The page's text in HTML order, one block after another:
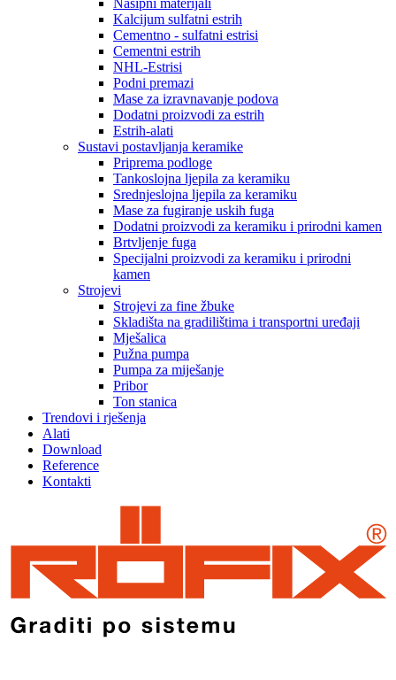
Kalcijum sulfatni estrih
Cementno - sulfatni estrisi
Cementni estrih
NHL-Estrisi
Podni premazi
Mase za izravnavanje podova
Dodatni proizvodi za estrih
Estrih-alati
Sustavi postavljanja keramike
Priprema podloge
Tankoslojna ljepila za keramiku
Srednjeslojna ljepila za keramiku
Mase za fugiranje uskih fuga
Dodatni proizvodi za keramiku i prirodni kamen
Brtvljenje fuga
Specijalni proizvodi za keramiku i prirodni
kamen
Strojevi
Strojevi za fine žbuke
Skladišta na gradilištima i transportni uređaji
Mješalica
Pužna pumpa
Pumpa za miješanje
Pribor
Ton stanica
Trendovi i rješenja
Alati
Download
Reference
Kontakti